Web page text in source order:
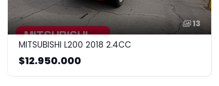
13
MITSUBISHI L200 2018 2.4CC
$12.950.000